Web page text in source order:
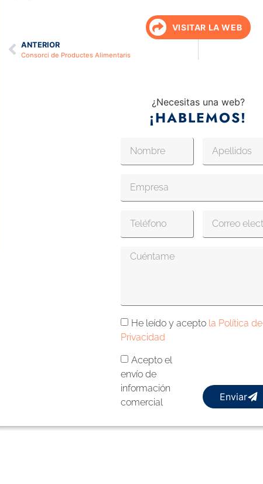
VISITAR LA WEB
ANTERIOR
Consorci de Productes Alimentaris
¿Necesitas una web?
¡HABLEMOS!
He leído y acepto la Política de
Privacidad
Acepto el
envío de
información
comercial
Enviar